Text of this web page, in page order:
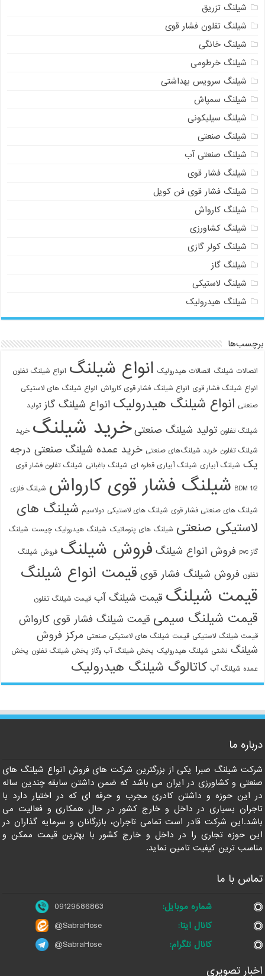
شیلنگ تزریق
شیلنگ تفلون فشار قوی
شیلنگ خانگی
شیلنگ خرطومی
شیلنگ سرویس بهداشتی
شیلنگ سمپاش
شیلنگ سیلیکونی
شیلنگ صنعتی
شیلنگ صنعتی آب
شیلنگ فشار قوی
شیلنگ فشار قوی فن کویل
شیلنگ کارواش
شیلنگ کشاورزی
شیلنگ کولر گازی
شیلنگ گاز
شیلنگ لاستیکی
شیلنگ هیدرولیک
برچسب‌ها
اتصالات شیلنگ اتصالات هیدرولیک انواع شیلنگ انواع شیلنگ تفلون
انواع شیلنگ فشار قوی انواع شیلنگ فشار قوی کارواش انواع شیلنگ های لاستیکی
صنعتی انواع شیلنگ هیدرولیک انواع شیلنگ گاز تولید
شیلنگ تفلون تولید شیلنگ صنعتی خرید شیلنگ خرید
شیلنگ تفلون خرید شیلنگ‌های صنعتی خرید عمده شیلنگ صنعتی درجه
یک شیلنگ آبیاری شیلنگ آبیاری قطره ای شیلنگ باغبانی شیلنگ تفلون فشار قوی
1/2 BDM شیلنگ فشار قوی کارواش شیلنگ فلزی
شیلنگ های صنعتی فشار قوی شیلنگ های لاستیکی دولاسیم شیلنگ های
لاستیکی صنعتی شیلنگ های پنوماتیک شیلنگ هیدرولیک چیست شیلنگ
گاز pvc فروش انواع شیلنگ فروش شیلنگ فروش شیلنگ
تفلون فروش شیلنگ فشار قوی قیمت انواع شیلنگ
قیمت شیلنگ قیمت شیلنگ آب قیمت شیلنگ تفلون
قیمت شیلنگ سیمی قیمت شیلنگ فشار قوی کارواش
قیمت شیلنگ لاستیکی قیمت شیلنگ های لاستیکی صنعتی مرکز فروش
شیلنگ نشتی شیلنگ هیدرولیک پخش شیلنگ آب وگاز پخش شیلنگ تفلون پخش
عمده شیلنگ آب کاتالوگ شیلنگ هیدرولیک
درباره ما
شرکت شیلنگ صبرا یکی از بزرگترین شرکت های فروش انواع شیلنگ های
صنعتی و کشاورزی در ایران می باشد که ضمن داشتن سابقه چندین ساله
در این حوزه و داشتن کادری مجرب و حرفه ای که در اختیار دارد با
تاجران بسیاری در داخل و خارج کشور در حال همکاری و فعالیت می
باشد.این شرکت قادر است تمامی تاجران، بازرگانان و سرمایه گذاران در
این حوزه تجاری را در داخل و خارج کشور با بهترین قیمت ممکن و
مناسب ترین کیفیت تامین نماید.
تماس با ما
شماره موبایل:
09129586863
کانال ایتا:
@SabraHose
کانال تلگرام:
@SabraHose
اخبار تصویری